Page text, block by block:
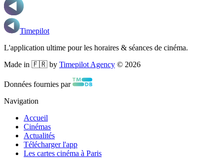
Timepilot
L'application ultime pour les horaires & séances de cinéma.
Made in 🇫🇷 by Timepilot Agency © 2026
Données fournies par
Navigation
Accueil
Cinémas
Actualités
Télécharger l'app
Les cartes cinéma à Paris